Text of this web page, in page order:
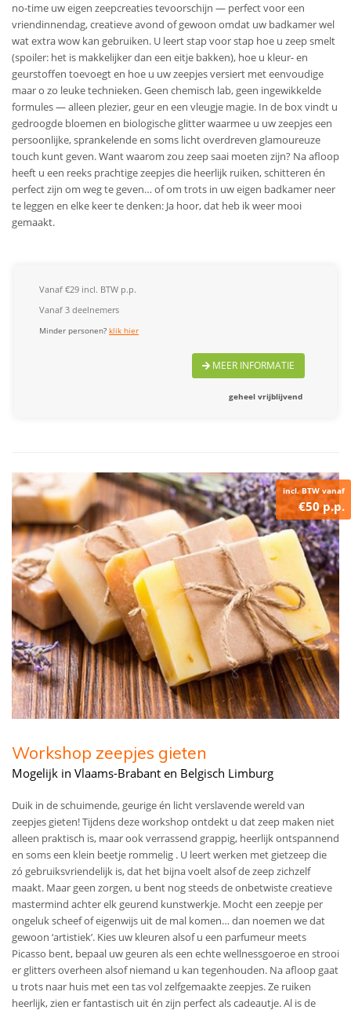
no-time uw eigen zeepcreaties tevoorschijn — perfect voor een
vriendinnendag, creatieve avond of gewoon omdat uw badkamer wel
wat extra wow kan gebruiken. U leert stap voor stap hoe u zeep smelt
(spoiler: het is makkelijker dan een eitje bakken), hoe u kleur- en
geurstoffen toevoegt en hoe u uw zeepjes versiert met eenvoudige
maar o zo leuke technieken. Geen chemisch lab, geen ingewikkelde
formules — alleen plezier, geur en een vleugje magie. In de box vindt u
gedroogde bloemen en biologische glitter waarmee u uw zeepjes een
persoonlijke, sprankelende en soms licht overdreven glamoureuze
touch kunt geven. Want waarom zou zeep saai moeten zijn? Na afloop
heeft u een reeks prachtige zeepjes die heerlijk ruiken, schitteren én
perfect zijn om weg te geven… of om trots in uw eigen badkamer neer
te leggen en elke keer te denken: Ja hoor, dat heb ik weer mooi
gemaakt.
Vanaf €29 incl. BTW p.p.
Vanaf 3 deelnemers
Minder personen?klik hier
MEER INFORMATIE
geheel vrijblijvend
incl. BTW vanaf
€50 p.p.
Workshop zeepjes gieten
Mogelijk in Vlaams-Brabant en Belgisch Limburg
Duik in de schuimende, geurige én licht verslavende wereld van
zeepjes gieten! Tijdens deze workshop ontdekt u dat zeep maken niet
alleen praktisch is, maar ook verrassend grappig, heerlijk ontspannend
en soms een klein beetje rommelig . U leert werken met gietzeep die
zó gebruiksvriendelijk is, dat het bijna voelt alsof de zeep zichzelf
maakt. Maar geen zorgen, u bent nog steeds de onbetwiste creatieve
mastermind achter elk geurend kunstwerkje. Mocht een zeepje per
ongeluk scheef of eigenwijs uit de mal komen… dan noemen we dat
gewoon ‘artistiek’. Kies uw kleuren alsof u een parfumeur meets
Picasso bent, bepaal uw geuren als een echte wellnessgoeroe en strooi
er glitters overheen alsof niemand u kan tegenhouden. Na afloop gaat
u trots naar huis met een tas vol zelfgemaakte zeepjes. Ze ruiken
heerlijk, zien er fantastisch uit én zijn perfect als cadeautje. Al is de